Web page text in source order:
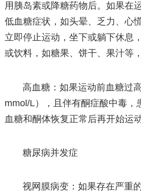
用胰岛素或降糖药物后。如果在
低血糖症状，如头晕、乏力、心
立即停止运动，坐下或躺下休息
或饮料，如糖果、饼干、果汁等
高血糖：如果运动前血糖过
mmol/L），且伴有酮症酸中毒，
血糖和酮体恢复正常后再开始运动
糖尿病并发症
视网膜病变：如果存在严重